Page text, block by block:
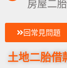
回常見問題
土地二胎借